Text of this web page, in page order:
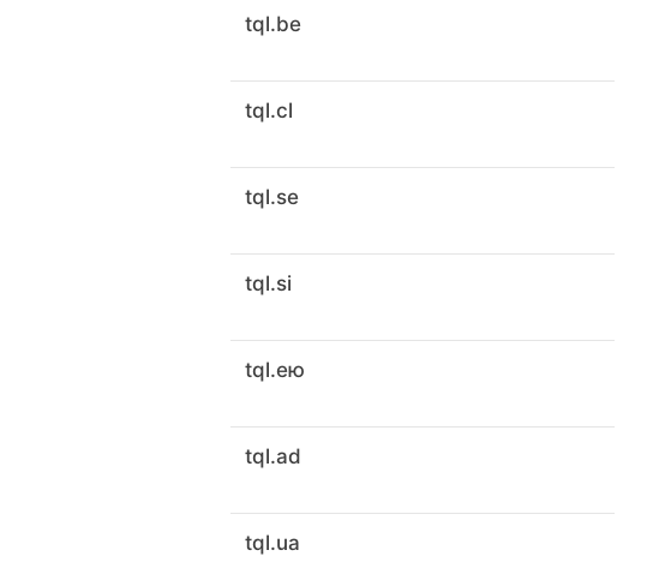
tql.be
tql.cl
tql.se
tql.si
tql.ею
tql.ad
tql.ua